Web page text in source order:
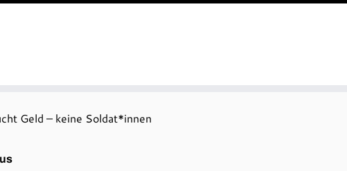
Geld – keine Soldat*innen